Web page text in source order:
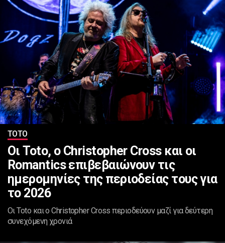
ΤΟΤΟ
Οι Toto, ο Christopher Cross και οι
Romantics επιβεβαιώνουν τις
ημερομηνίες της περιοδείας τους για
το 2026
Οι Toto και ο Christopher Cross περιοδεύουν μαζί για δεύτερη
συνεχόμενη χρονιά